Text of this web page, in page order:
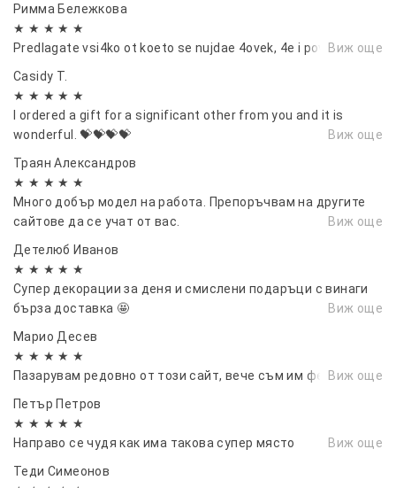
Римма Бележкова
★ ★ ★ ★ ★
Predlagate vsi4ko ot koeto se nujdae 4ovek, 4e i poveche!Виж още
Casidy T.
★ ★ ★ ★ ★
I ordered a gift for a significant other from you and it is
wonderful. 💝💝💝💝
Виж още
Траян Александров
★ ★ ★ ★ ★
Много добър модел на работа. Препоръчвам на другите
сайтове да се учат от вас.
Виж още
Детелюб Иванов
★ ★ ★ ★ ★
Супер декорации за деня и смислени подаръци с винаги
бърза доставка 🤩
Виж още
Марио Десев
★ ★ ★ ★ ★
Пазарувам редовно от този сайт, вече съм им фен.Виж още
Петър Петров
★ ★ ★ ★ ★
Направо се чудя как има такова супер място
Виж още
Теди Симеонов